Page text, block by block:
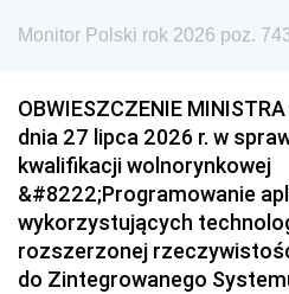
Monitor Polski rok 2026 poz.
OBWIESZCZENIE
dnia 27 lipca 2026 r. w
kwalifikacji wolnorynkowej
&#8222;Programowanie
wykorzystujących
rozszerzonej
do Zintegrowanego